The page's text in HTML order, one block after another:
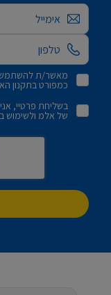
אימייל
מאשר/ת להשתמש
כמפורט בתקנון
בשליחת פרטיי,
של אלמ ולשימוש